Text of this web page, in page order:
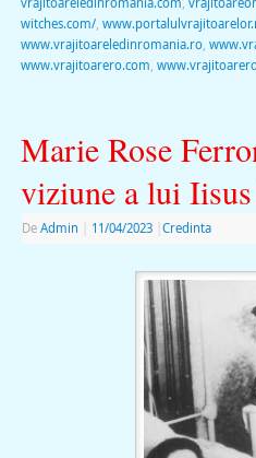
witches.com/,
www.vrajitoareledinromania.ro,
www.vrajitoarero.com
Marie Rose
viziune a lui
De Admin 11/04/2023 Credinta